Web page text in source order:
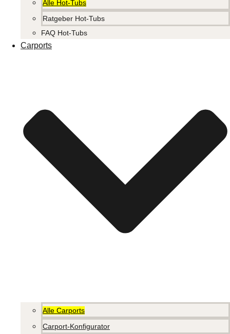
Alle Hot-Tubs
Ratgeber Hot-Tubs
FAQ Hot-Tubs
Carports
Alle Carports
Carport-Konfigurator